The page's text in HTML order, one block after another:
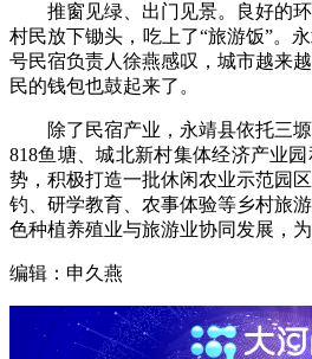
推窗见绿、出门见景。良好的环
村民放下锄头，吃上了“旅游饭”。
号民宿负责人徐燕感叹，城市越来
民的钱包也鼓起来了。
除了民宿产业，永靖县依托三塬
818鱼塘、城北新村集体经济产业
势，积极打造一批休闲农业示范园
钓、研学教育、农事体验等乡村旅
色种植养殖业与旅游业协同发展，
编辑：申久燕